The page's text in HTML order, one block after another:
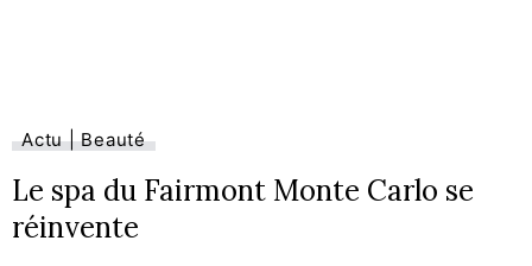
Actu | Beauté
Le spa du Fairmont Monte Carlo se
réinvente